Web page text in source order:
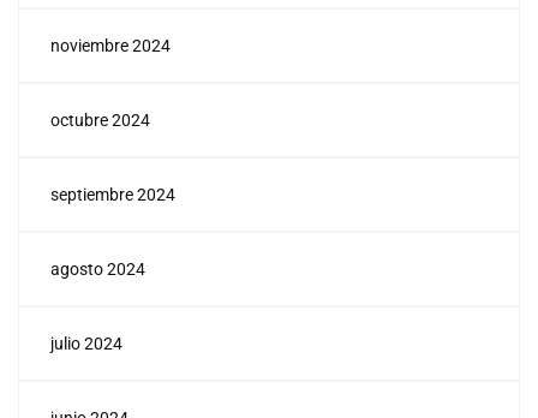
noviembre 2024
octubre 2024
septiembre 2024
agosto 2024
julio 2024